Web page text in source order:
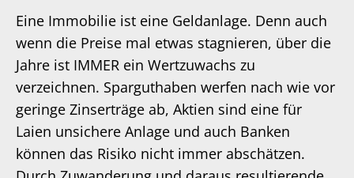
Eine Immobilie ist eine Geldanlage. Denn auch
wenn die Preise mal etwas stagnieren, über die
Jahre ist IMMER ein Wertzuwachs zu
verzeichnen. Sparguthaben werfen nach wie vor
geringe Zinserträge ab, Aktien sind eine für
Laien unsichere Anlage und auch Banken
können das Risiko nicht immer abschätzen.